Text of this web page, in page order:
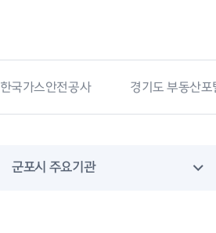
경기도 부동산포털 한국전기안전공
군포시 주요기관